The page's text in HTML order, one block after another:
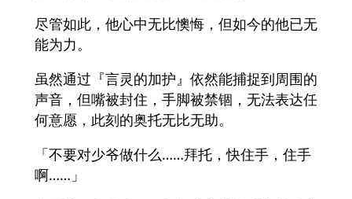
尽管如此，他心中无比懊悔，但如今的他已无
能为力。
虽然通过『言灵的加护』依然能捕捉到周围的
声音，但嘴被封住，手脚被禁锢，无法表达任
何意愿，此刻的奥托无比无助。
「不要对少爷做什么……拜托，快住手，住手
啊……」